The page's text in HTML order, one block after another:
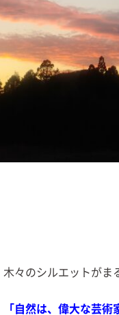
々のシルエットがま
「自然は、偉大な芸術